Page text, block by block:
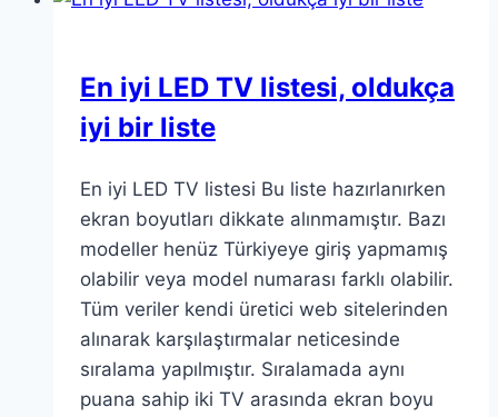
En iyi LED TV listesi, oldukça
iyi bir liste
En iyi LED TV listesi Bu liste hazırlanırken
ekran boyutları dikkate alınmamıştır. Bazı
modeller henüz Türkiyeye giriş yapmamış
olabilir veya model numarası farklı olabilir.
Tüm veriler kendi üretici web sitelerinden
alınarak karşılaştırmalar neticesinde
sıralama yapılmıştır. Sıralamada aynı
puana sahip iki TV arasında ekran boyu